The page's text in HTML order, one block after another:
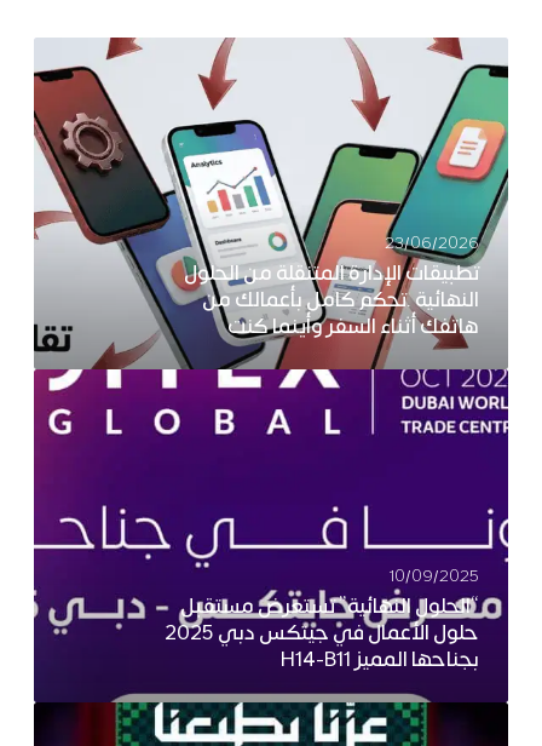
23/06/2026
تطبيقات الإدارة المتنقلة من الحلول
النهائية …تحكم كامل بأعمالك من
هاتفك أثناء السفر وأينما كنت
10/09/2025
“الحلول النهائية” تستعرض مستقبل
حلول الأعمال في جيتكس دبي 2025
بجناحها المميز H14-B11